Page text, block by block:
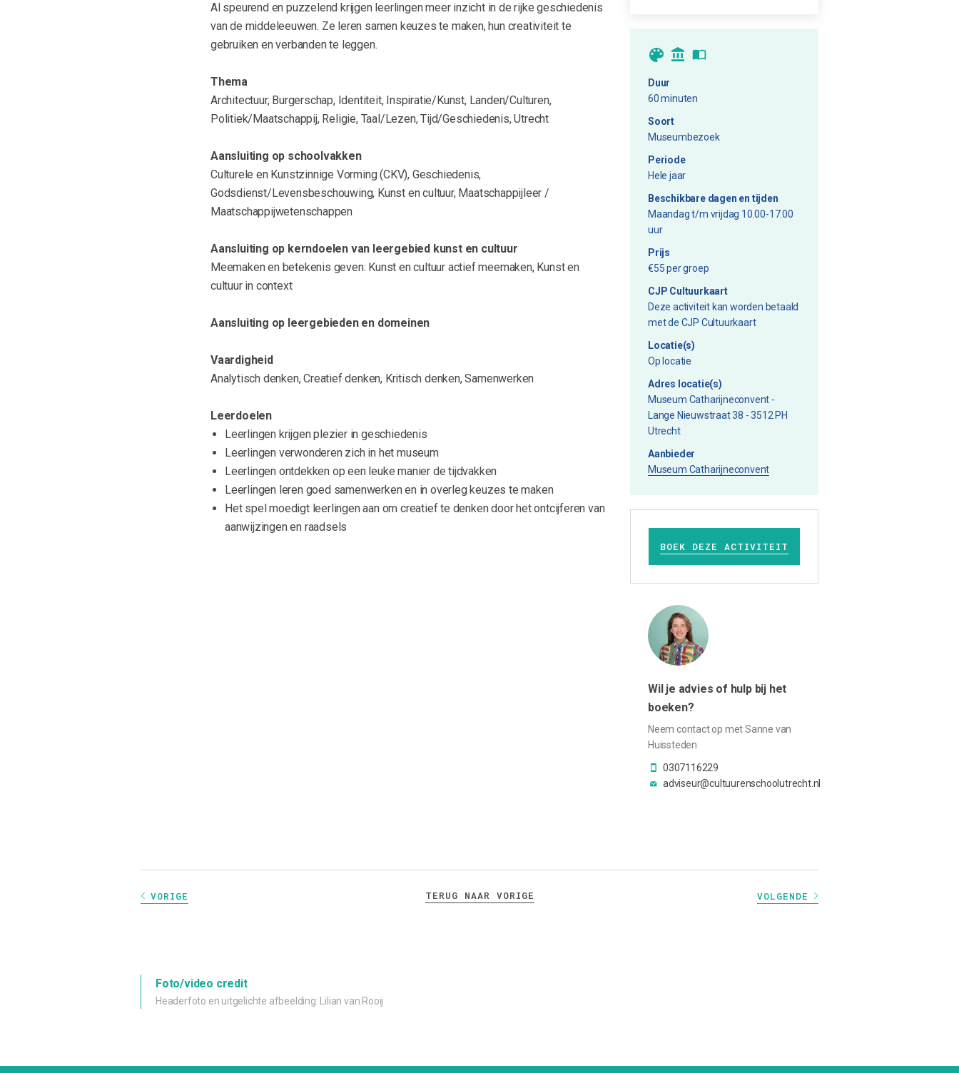
Al speurend en puzzelend krijgen leerlingen meer inzicht in de rijke geschiedenis
van de middeleeuwen. Ze leren samen keuzes te maken, hun creativiteit te
gebruiken en verbanden te leggen.
Thema
Architectuur, Burgerschap, Identiteit, Inspiratie/Kunst, Landen/Culturen,
Politiek/Maatschappij, Religie, Taal/Lezen, Tijd/Geschiedenis, Utrecht
Aansluiting op schoolvakken
Culturele en Kunstzinnige Vorming (CKV), Geschiedenis,
Godsdienst/Levensbeschouwing, Kunst en cultuur, Maatschappijleer /
Maatschappijwetenschappen
Aansluiting op kerndoelen van leergebied kunst en cultuur
Meemaken en betekenis geven: Kunst en cultuur actief meemaken, Kunst en
cultuur in context
Aansluiting op leergebieden en domeinen
Vaardigheid
Analytisch denken, Creatief denken, Kritisch denken, Samenwerken
Leerdoelen
Leerlingen krijgen plezier in geschiedenis
Leerlingen verwonderen zich in het museum
Leerlingen ontdekken op een leuke manier de tijdvakken
Leerlingen leren goed samenwerken en in overleg keuzes te maken
Het spel moedigt leerlingen aan om creatief te denken door het ontcijferen van
aanwijzingen en raadsels
Duur
60 minuten
Soort
Museumbezoek
Periode
Hele jaar
Beschikbare dagen en tijden
Maandag t/m vrijdag 10.00-17.00
uur
Prijs
€55 per groep
CJP Cultuurkaart
Deze activiteit kan worden betaald
met de CJP Cultuurkaart
Locatie(s)
Op locatie
Adres locatie(s)
Museum Catharijneconvent -
Lange Nieuwstraat 38 - 3512 PH
Utrecht
Aanbieder
Museum Catharijneconvent
BOEK DEZE ACTIVITEIT
Wil je advies of hulp bij het
boeken?
Neem contact op met Sanne van
Huissteden
0307116229
adviseur@cultuurenschoolutrecht.nl
VORIGE TERUG NAAR VORIGE VOLGENDE
Foto/video credit
Headerfoto en uitgelichte afbeelding: Lilian van Rooij